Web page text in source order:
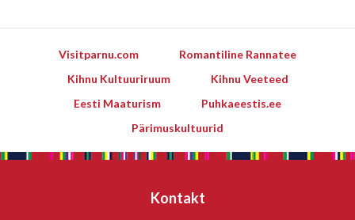
Visitparnu.com
Romantiline Rannatee
Kihnu Kultuuriruum
Kihnu Veeteed
Eesti Maaturism
Puhkaeestis.ee
Pärimuskultuurid
Kontakt